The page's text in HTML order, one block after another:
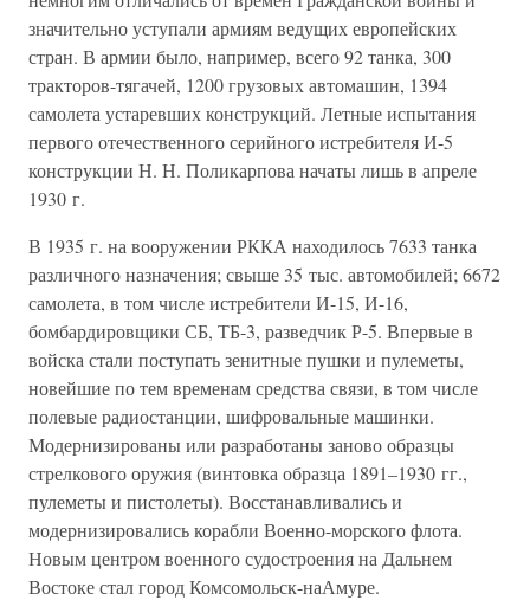
значительно уступали армиям ведущих европейских
стран. В армии было, например, всего 92 танка, 300
тракторов-тягачей, 1200 грузовых автомашин, 1394
самолета устаревших конструкций. Летные испытания
первого отечественного серийного истребителя И-5
конструкции Н. Н. Поликарпова начаты лишь в апреле
1930 г.
В 1935 г. на вооружении РККА находилось 7633 танка
различного назначения; свыше 35 тыс. автомобилей; 6672
самолета, в том числе истребители И-15, И-16,
бомбардировщики СБ, ТБ-3, разведчик Р-5. Впервые в
войска стали поступать зенитные пушки и пулеметы,
новейшие по тем временам средства связи, в том числе
полевые радиостанции, шифровальные машинки.
Модернизированы или разработаны заново образцы
стрелкового оружия (винтовка образца 1891–1930 гг.,
пулеметы и пистолеты). Восстанавливались и
модернизировались корабли Военно-морского флота.
Новым центром военного судостроения на Дальнем
Востоке стал город Комсомольск-наАмуре.